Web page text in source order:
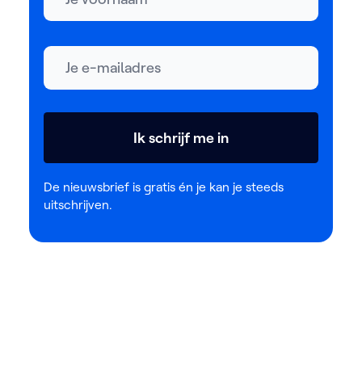
E-mailadres *
Ik schrijf me in
De nieuwsbrief is gratis én je kan je steeds
uitschrijven.